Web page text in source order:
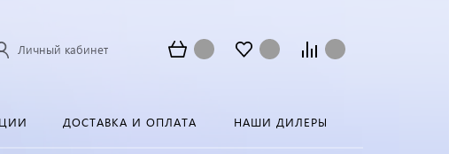
Личный кабинет
ДОСТАВКА И ОПЛАТА НАШИ ДИЛЕРЫ